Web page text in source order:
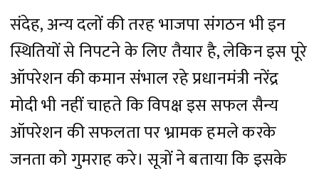
संदेह, अन्य दलों की तरह भाजपा संगठन भी इन
स्थितियों से निपटने के लिए तैयार है, लेकिन इस पूरे
ऑपरेशन की कमान संभाल रहे प्रधानमंत्री नरेंद्र
मोदी भी नहीं चाहते कि विपक्ष इस सफल सैन्य
ऑपरेशन की सफलता पर भ्रामक हमले करके
जनता को गुमराह करे। सूत्रों ने बताया कि इसके